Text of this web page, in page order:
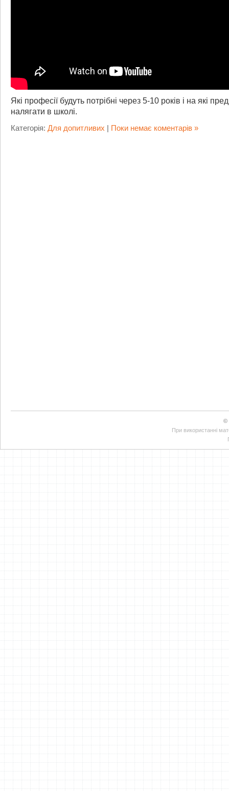
Які професії будуть потрібні через 5-10 років і на які
налягати в школі.
Категорія: Для допитливих Поки немає коментарів »
©
При використанні